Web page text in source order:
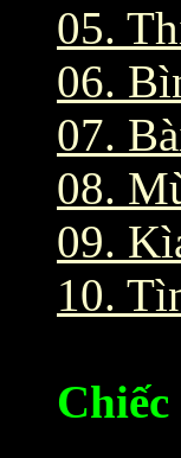
05.
06.
07.
08.
09.
10.